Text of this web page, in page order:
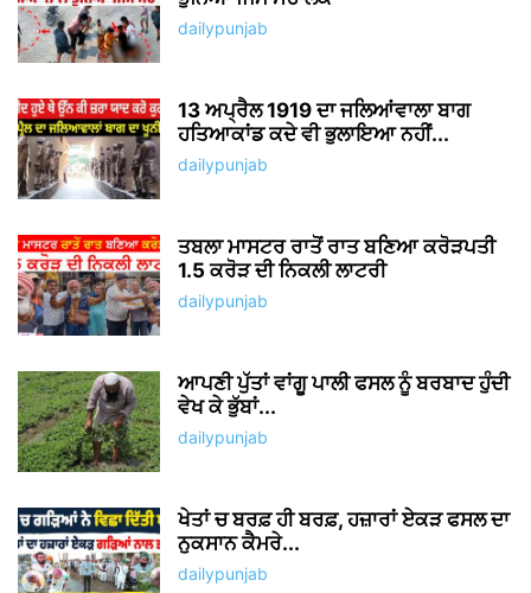
dailypunjab
13 ਅਪ੍ਰੈਲ 1919 ਦਾ ਜਲਿਆਂਵਾਲਾ ਬਾਗ
ਹਤਿਆਕਾਂਡ ਕਦੇ ਵੀ ਭੁਲਾਇਆ ਨਹੀਂ...
dailypunjab
ਤਬਲਾ ਮਾਸਟਰ ਰਾਤੋਂ ਰਾਤ ਬਣਿਆ ਕਰੋੜਪਤੀ
1.5 ਕਰੋੜ ਦੀ ਨਿਕਲੀ ਲਾਟਰੀ
dailypunjab
ਆਪਣੀ ਪੁੱਤਾਂ ਵਾਂਗੂ ਪਾਲੀ ਫਸਲ ਨੂੰ ਬਰਬਾਦ ਹੁੰਦੀ
ਵੇਖ ਕੇ ਭੁੱਬਾਂ...
dailypunjab
ਖੇਤਾਂ ਚ ਬਰਫ਼ ਹੀ ਬਰਫ਼, ਹਜ਼ਾਰਾਂ ਏਕੜ ਫਸਲ ਦਾ
ਨੁਕਸਾਨ ਕੈਮਰੇ...
dailypunjab